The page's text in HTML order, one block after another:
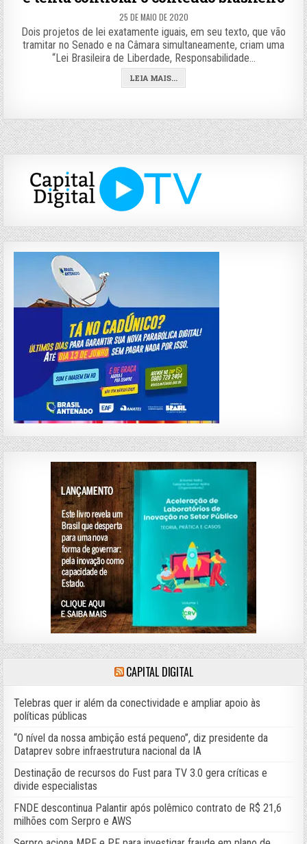
25 DE MAIO DE 2020
Dois projetos de lei exatamente iguais, em seu texto, que vão
tramitar no Senado e na Câmara simultaneamente, criam uma
“Lei Brasileira de Liberdade, Responsabilidade…
LEIA MAIS...
CAPITAL DIGITAL
Telebras quer ir além da conectividade e ampliar apoio às
políticas públicas
“O nível da nossa ambição está pequeno”, diz presidente da
Dataprev sobre infraestrutura nacional da IA
Destinação de recursos do Fust para TV 3.0 gera críticas e
divide especialistas
FNDE descontinua Palantir após polêmico contrato de R$ 21,6
milhões com Serpro e AWS